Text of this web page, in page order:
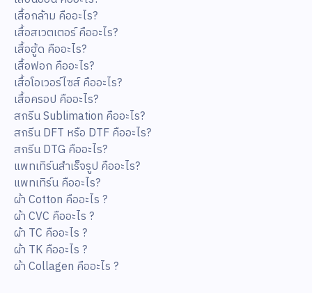
เสื้อกล้าม คืออะไร?
เสื้อสเวตเตอร์ คืออะไร?
เสื้อฮู้ด คืออะไร?
เสื้อฟอก คืออะไร?
เสื้อโอเวอร์ไซส์ คืออะไร?
เสื้อครอป คืออะไร?
สกรีน Sublimation คืออะไร?
สกรีน DFT หรือ DTF คืออะไร?
สกรีน DTG คืออะไร?
แพทเทิร์นสำเร็จรูป คืออะไร?
แพทเทิร์น คืออะไร?
ผ้า Cotton คืออะไร ?
ผ้า CVC คืออะไร ?
ผ้า TC คืออะไร ?
ผ้า TK คืออะไร ?
ผ้า Collagen คืออะไร ?